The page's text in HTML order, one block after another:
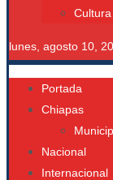
Cultura
lunes, agosto 10,
Portada
Chiapas
Nacional
Internacional